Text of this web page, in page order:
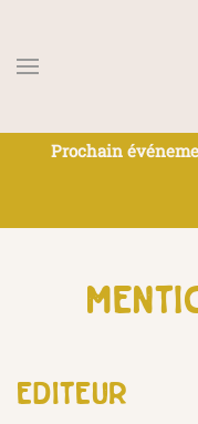
Skip to main
Prochain
editeur